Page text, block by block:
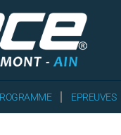
EPREUVES